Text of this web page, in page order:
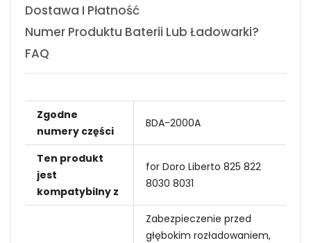
Dostawa I Płatność
Numer Produktu Baterii Lub Ładowarki?
FAQ
Zgodne
numery części
BDA-2000A
Ten produkt
jest
kompatybilny z
for Doro Liberto 825 822
8030 8031
Zabezpieczenie przed
głębokim rozładowaniem,